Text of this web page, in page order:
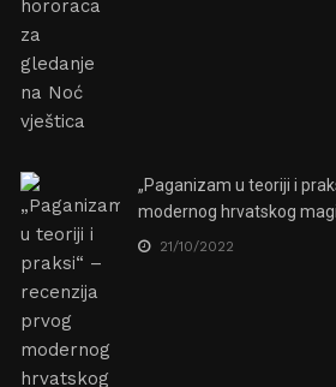
„Paganizam u teoriji i
modernog hrvatskog
21/10/2022